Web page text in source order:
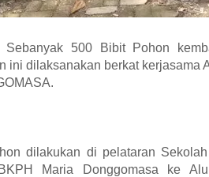
500 Bibit Pohon
ini dilaksanakan berkat kerjasama
dilakukan di pelataran
Maria Donggomasa ke